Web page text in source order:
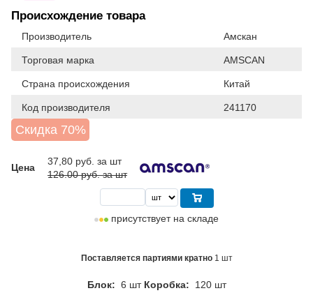
Происхождение товара
Производитель Амскан
Торговая марка AMSCAN
Страна происхождения Китай
Код производителя 241170
Скидка 70%
Цена
37,80 руб. за шт
126.00 руб. за шт
присутствует на складе
Поставляется партиями кратно 1 шт
Блок: 6 шт Коробка: 120 шт